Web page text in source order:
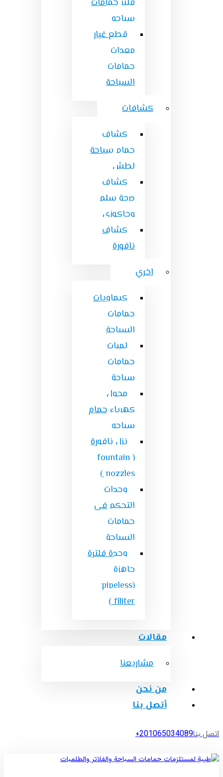
فلتر حمامات
سباحه
قطع غيار
معدات
حمامات
السباحة
كشافات
كشاف
حمام سباحة
لطش
كشاف
درجة سلم
وجاكوزى
كشاف
نافورة
اخري
كيماويات
حمامات
السباحة
لمبات
حمامات
سباحة
محول
كهرباء حمام
سباحه
نزل نافورة
( fountain
nozzles )
وحدات
التحكم فى
حمامات
السباحة
وحدة فلترة
جاهزة
(pipeless
filiter )
مقالات
مشاريعنا
من نحن
أتصل بنا
اتصل بنا201065034089+